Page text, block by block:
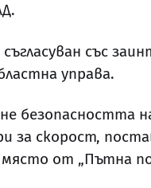
със
управа.
безопасността
скорост,
от „Пътна